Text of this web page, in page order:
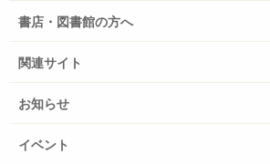
書店・図書館の方へ
関連サイト
お知らせ
イベント